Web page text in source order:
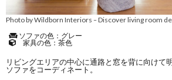
Photo by Wildborn Interiors –Discover living room
ソファの色：グレー
家具の色：茶色
リビングエリアの中心に通路と窓を背に向けて
ソファをコーディネート。